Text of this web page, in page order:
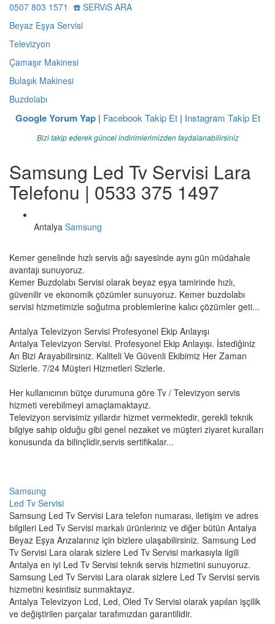
0507 803 1571 ☎️ SERViS ARA
Beyaz Eşya Servisi
Televizyon
Çamaşır Makinesi
Bulaşık Makinesi
Buzdolabı
Google Yorum Yap| Facebook Takip Et| Instagram Takip Et
Bizi takip ederek güncel indirimlerimizden faydalanabilirsiniz
Samsung Led Tv Servisi Lara
Telefonu | 0533 375 1497
Antalya Samsung
Kemer genelinde hızlı servis ağı sayesinde aynı gün müdahale
avantajı sunuyoruz.
Kemer Buzdolabı Servisi olarak beyaz eşya tamirinde hızlı,
güvenilir ve ekonomik çözümler sunuyoruz. Kemer buzdolabı
servisi hizmetimizle soğutma problemlerine kalıcı çözümler geti...
Antalya Televizyon Servisi Profesyonel Ekip Anlayışı
Antalya Televizyon Servisi. Profesyonel Ekip Anlayışı. İstediğiniz
An Bizi Arayabilirsiniz. Kaliteli Ve Güvenli Ekibimiz Her Zaman
Sizlerle. 7/24 Müşteri Hizmetleri Sizlerle.
Her kullanıcının bütçe durumuna göre Tv / Televizyon servis
hizmeti verebilmeyi amaçlamaktayız.
Televizyon servisimiz yıllardır hizmet vermektedir, gerekli teknik
bilgiye sahip olduğu gibi genel nezaket ve müşteri ziyaret kuralları
konusunda da bilinçlidir,servis sertifikalar...
Samsung
Led Tv Servisi
Samsung Led Tv Servisi Lara telefon numarası, iletişim ve adres
bilgileri Led Tv Servisi markalı ürünleriniz ve diğer bütün Antalya
Beyaz Eşya Arızalarınız için bizlere ulaşabilirsiniz. Samsung Led
Tv Servisi Lara olarak sizlere Led Tv Servisi markasıyla ilgili
Antalya en iyi Led Tv Servisi teknik servis hizmetini sunuyoruz.
Samsung Led Tv Servisi Lara olarak sizlere Led Tv Servisi servis
hizmetini kesintisiz sunmaktayız.
Antalya Televizyon Lcd, Led, Oled Tv Servisi olarak yapılan işçilik
ve değiştirilen parçalar tarafımızdan garantilidir.